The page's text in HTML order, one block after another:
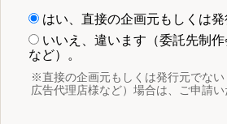
はい、直接の企画元もしくは発
いいえ、違います（委託先制
など）。
※直接の企画元もしくは発行元でない
広告代理店様など）場合は、ご申請い